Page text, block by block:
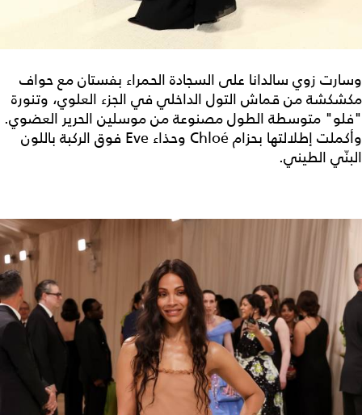
وسارت زوي سالدانا على السجادة الحمراء بفستان مع حواف
مكشكشة من قماش التول الداخلي في الجزء العلوي، وتنورة
"فلو" متوسطة الطول مصنوعة من موسلين الحرير العضوي.
وأكملت إطلالتها بحزام Chloé وحذاء Eve فوق الركبة باللون
البنّي الطيني.